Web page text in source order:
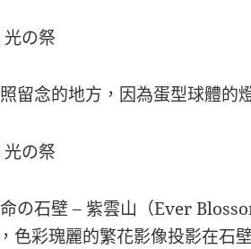
留念的地方，因為蛋型球體的
の石壁 – 紫雲山（Ever
彩瑰麗的繁花影像投影在石